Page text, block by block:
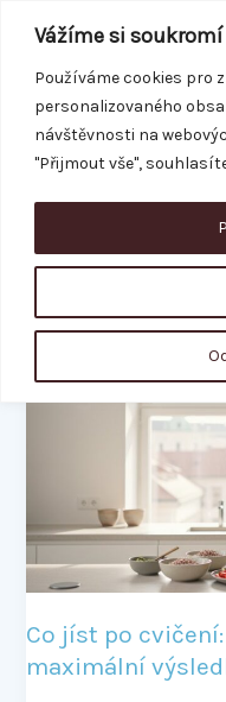
Vážíme si soukromí
Používáme cookies pro
personalizovaného
návštěvnosti na
"Přijmout vše",
obsah
fitness
Co jíst po
maximální
Co
po
maximální
výsledky
a